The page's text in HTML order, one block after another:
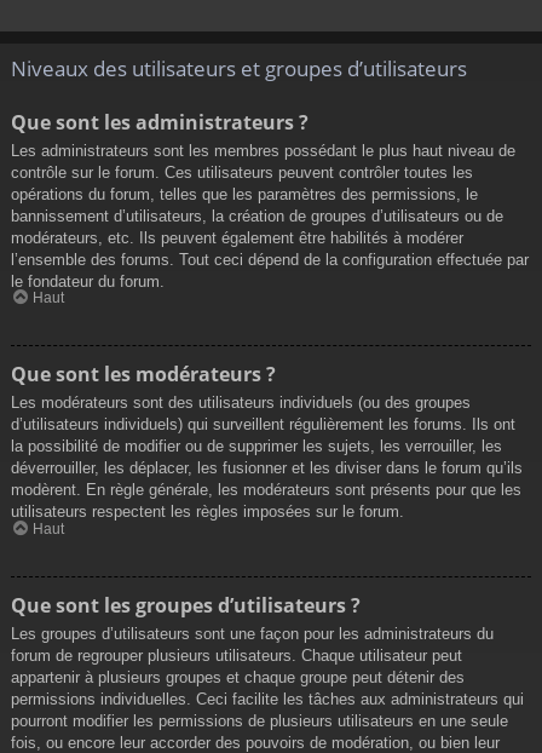
Niveaux des utilisateurs et groupes d’utilisateurs
Que sont les administrateurs ?
Les administrateurs sont les membres possédant le plus haut niveau de
contrôle sur le forum. Ces utilisateurs peuvent contrôler toutes les
opérations du forum, telles que les paramètres des permissions, le
bannissement d’utilisateurs, la création de groupes d’utilisateurs ou de
modérateurs, etc. Ils peuvent également être habilités à modérer
l’ensemble des forums. Tout ceci dépend de la configuration effectuée par
le fondateur du forum.
Haut
Que sont les modérateurs ?
Les modérateurs sont des utilisateurs individuels (ou des groupes
d’utilisateurs individuels) qui surveillent régulièrement les forums. Ils ont
la possibilité de modifier ou de supprimer les sujets, les verrouiller, les
déverrouiller, les déplacer, les fusionner et les diviser dans le forum qu’ils
modèrent. En règle générale, les modérateurs sont présents pour que les
utilisateurs respectent les règles imposées sur le forum.
Haut
Que sont les groupes d’utilisateurs ?
Les groupes d’utilisateurs sont une façon pour les administrateurs du
forum de regrouper plusieurs utilisateurs. Chaque utilisateur peut
appartenir à plusieurs groupes et chaque groupe peut détenir des
permissions individuelles. Ceci facilite les tâches aux administrateurs qui
pourront modifier les permissions de plusieurs utilisateurs en une seule
fois, ou encore leur accorder des pouvoirs de modération, ou bien leur